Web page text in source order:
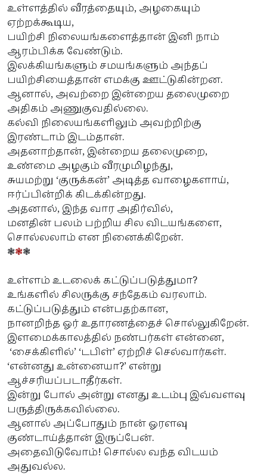
உள்ளத்தில் வீரத்தையும், அழகையும்
ஏற்றக்கூடிய,
பயிற்சி நிலையங்களைத்தான் இனி நாம்
ஆரம்பிக்க வேண்டும்.
இலக்கியங்களும் சமயங்களும் அந்தப்
பயிற்சியைத்தான் எமக்கு ஊட்டுகின்றன.
ஆனால், அவற்றை இன்றைய தலைமுறை
அதிகம் அணுகுவதில்லை.
கல்வி நிலையங்களிலும் அவற்றிற்கு
இரண்டாம் இடம்தான்.
அதனாற்தான், இன்றைய தலைமுறை,
உண்மை அழகும் வீரமுமிழந்து,
சுயமற்று ‘குருக்கன்’ அடித்த வாழைகளாய்,
ஈர்ப்பின்றிக் கிடக்கின்றது.
அதனால், இந்த வார அதிர்வில்,
மனதின் பலம் பற்றிய சில விடயங்களை,
சொல்லலாம் என நினைக்கிறேன்.
❃❃❃
உள்ளம் உடலைக் கட்டுப்படுத்துமா?
உங்களில் சிலருக்கு சந்தேகம் வரலாம்.
கட்டுப்படுத்தும் என்பதற்கான,
நானறிந்த ஓர் உதாரணத்தைச் சொல்லுகிறேன்.
இளமைக்காலத்தில் நண்பர்கள் என்னை,
‘சைக்கிளில்’ ‘டபிள்’ ஏற்றிச் செல்வார்கள்.
‘என்னது உன்னையா?’ என்று
ஆச்சரியப்படாதீர்கள்.
இன்று போல் அன்று எனது உடம்பு இவ்வளவு
பருத்திருக்கவில்லை.
ஆனால் அப்போதும் நான் ஓரளவு
குண்டாய்த்தான் இருப்பேன்.
அதைவிடுவோம்! சொல்ல வந்த விடயம்
அதுவல்ல.